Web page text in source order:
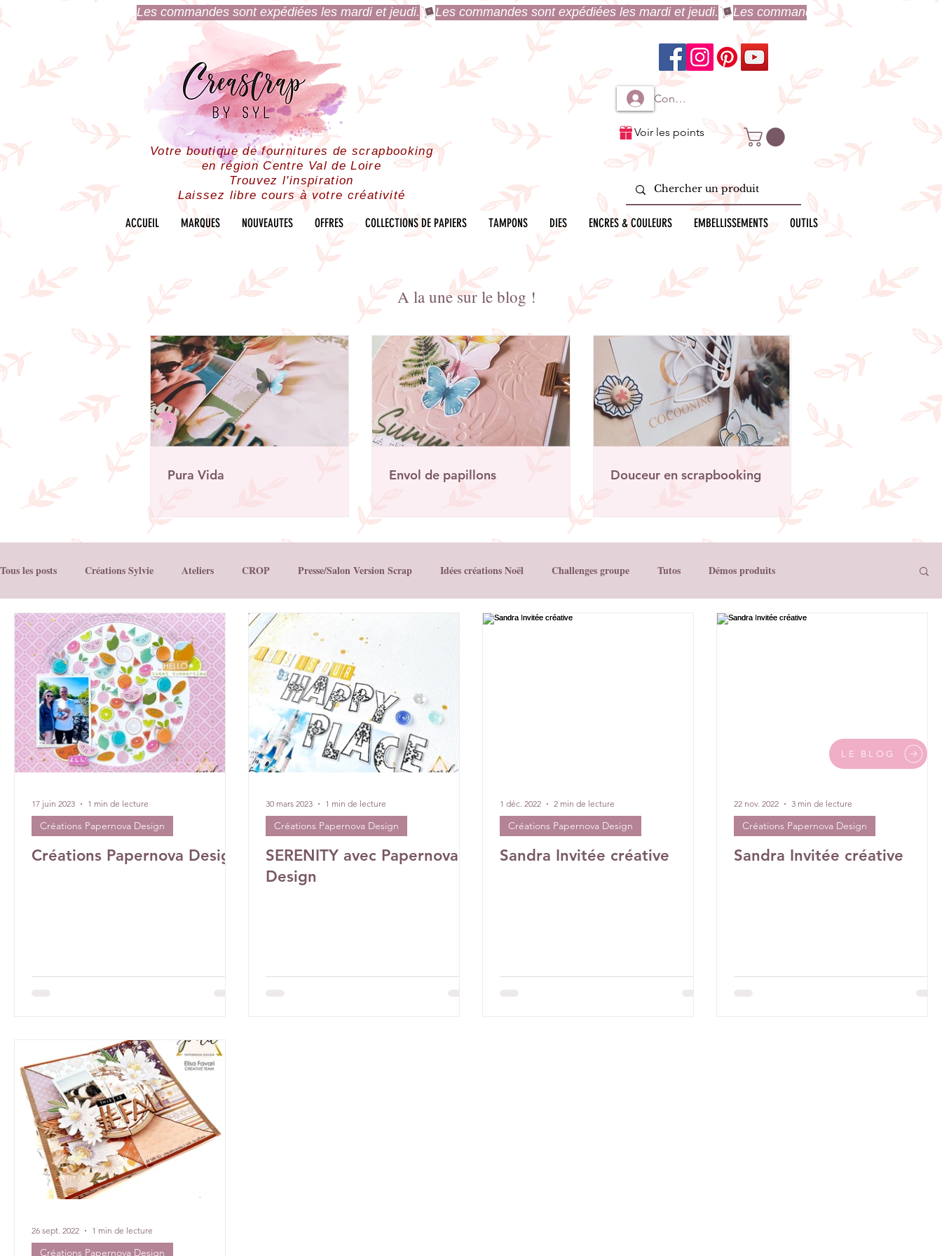
Les commandes sont expédiées les mardi et jeudi.
Votre boutique de fournitures de scrapbooking
en région Centre Val de Loire
Trouvez l'inspiration
Laissez libre cours à votre créativité
Connexion à mon compte
Voir les points
ACCUEIL MARQUES NOUVEAUTES OFFRES COLLECTIONS DE PAPIERS TAMPONS DIES ENCRES & COULEURS EMBELLISSEMENTS OUTILS
LE BLOG
A la une sur le blog !
Pura Vida Envol de papillons Douceur en scrapbooking
Tous les posts Créations Sylvie Ateliers CROP Presse/Salon Version Scrap Idées créations Noël Challenges groupe Tutos Démos produits
Créations Ha.Pi Little Fox Créations L’encre et L'Image Créations Les Papiers de Pandore Créations Mes P’tits Ciseaux Créations Papernova Design
DT Véronique DT Céline DT Tiffany DT Rose DT Aurore
Créations Papernova Design
Créations Papernova Design
17 juin 2023 1 min de lecture
SERENITY avec Papernova
Design
Créations Papernova Design
30 mars 2023 1 min de lecture
Sandra Invitée créative
Créations Papernova Design
1 déc. 2022 2 min de lecture
Sandra Invitée créative
Créations Papernova Design
22 nov. 2022 3 min de lecture
Créations Papernova Design
26 sept. 2022 1 min de lecture